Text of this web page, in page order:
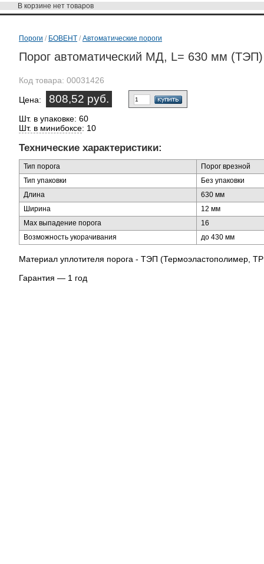
В корзине нет товаров
Пороги / БОВЕНТ / Автоматические пороги
Порог автоматический МД, L= 630 мм
Код товара: 00031426
Цена: 808,52 руб.
Шт. в упаковке: 60
Шт. в минибоксе: 10
Технические характеристики:
Тип порога
Порог врезной
Тип упаковки
Без упаковки
Длина
630 мм
Ширина
12 мм
Max выпадение порога
16
Возможность укорачивания
до 430 мм
Материал уплотителя порога - ТЭП (Термоэластополимер,
Гарантия — 1 год